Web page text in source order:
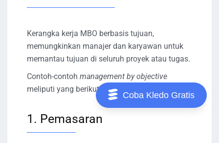
Kerangka kerja MBO berbasis tujuan,
memungkinkan manajer dan karyawan untuk
memantau tujuan di seluruh proyek atau tugas.
Contoh-contoh management by objective
meliputi yang berikut ini:
1. Pemasaran
Coba Kledo Gratis